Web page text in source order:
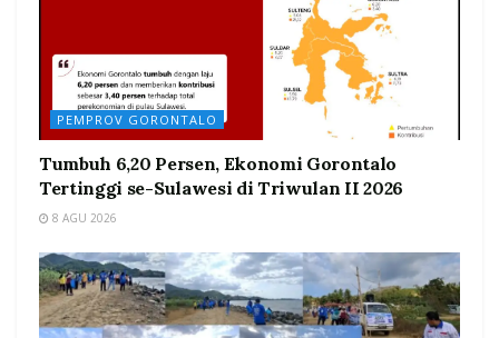
PEMPROV GORONTALO
Tumbuh 6,20 Persen, Ekonomi Gorontalo
Tertinggi se-Sulawesi di Triwulan II 2026
8 AGU 2026